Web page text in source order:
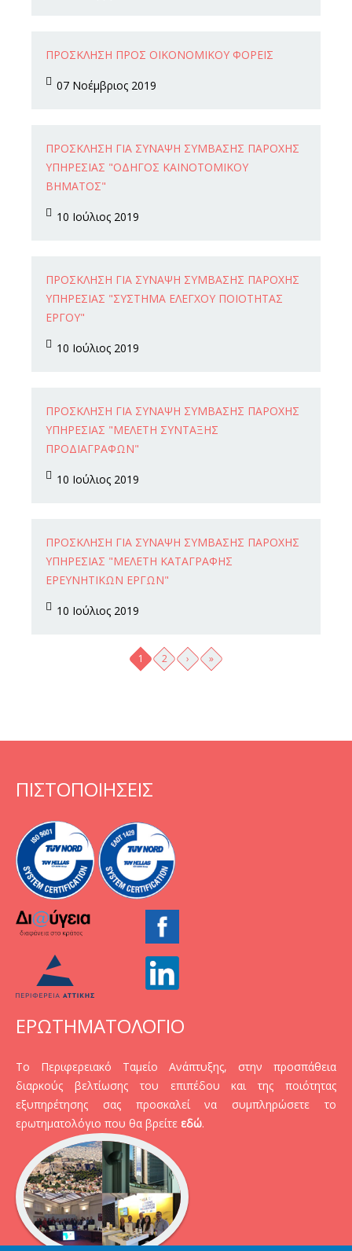
07
ΠΡΟΣΚΛΗΣΗ ΠΡΟΣ ΟΙΚΟΝΟΜΙΚΟΥ ΦΟΡΕΙΣ
07 Νοέμβριος 2019
10
ΠΡΌΣΚΛΗΣΗ ΓΙΑ ΣΎΝΑΨΗ ΣΎΜΒΑΣΗΣ ΠΑΡΟΧΉΣ
ΥΠΗΡΕΣΊΑΣ "ΟΔΗΓΌΣ ΚΑΙΝΟΤΟΜΙΚΟΎ
ΒΉΜΑΤΟΣ"
10 Ιούλιος 2019
10
Ιουλ
ΠΡΌΣΚΛΗΣΗ ΓΙΑ ΣΎΝΑΨΗ ΣΎΜΒΑΣΗΣ ΠΑΡΟΧΉΣ
ΥΠΗΡΕΣΊΑΣ "ΣΎΣΤΗΜΑ ΕΛΈΓΧΟΥ ΠΟΙΌΤΗΤΑΣ
ΈΡΓΟΥ"
10 Ιούλιος 2019
10
ΠΡΌΣΚΛΗΣΗ ΓΙΑ ΣΎΝΑΨΗ ΣΎΜΒΑΣΗΣ ΠΑΡΟΧΉΣ
ΥΠΗΡΕΣΊΑΣ "ΜΕΛΈΤΗ ΣΎΝΤΑΞΗΣ
ΠΡΟΔΙΑΓΡΑΦΏΝ"
10 Ιούλιος 2019
10
ΠΡΌΣΚΛΗΣΗ ΓΙΑ ΣΎΝΑΨΗ ΣΎΜΒΑΣΗΣ ΠΑΡΟΧΉΣ
ΥΠΗΡΕΣΊΑΣ "ΜΕΛΈΤΗ ΚΑΤΑΓΡΑΦΉΣ
ΕΡΕΥΝΗΤΙΚΏΝ ΈΡΓΩΝ"
10 Ιούλιος 2019
1 2 › »
ΠΙΣΤΟΠΟΙΗΣΕΙΣ
ΕΡΩΤΗΜΑΤΟΛΟΓΙΟ
Το Περιφερειακό Ταμείο Ανάπτυξης, στην προσπάθεια
διαρκούς βελτίωσης του επιπέδου και της ποιότητας
εξυπηρέτησης σας προσκαλεί να συμπληρώσετε το
ερωτηματολόγιο που θα βρείτε εδώ.